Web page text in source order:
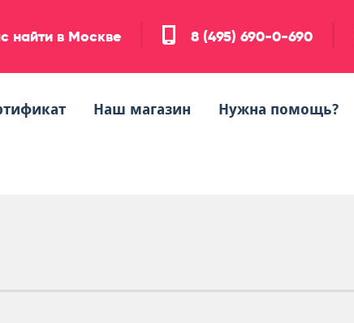
найти в Москве 8 (495) 690-0-690
Наш магазин Нужна помощь?